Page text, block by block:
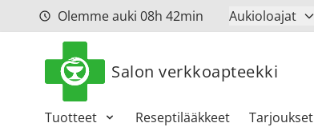
Siirry sisältöönOlemme auki 08h 42min Aukioloajat
Salon verkkoapteekki
Tuotteet Reseptilääkkeet Tarjoukset